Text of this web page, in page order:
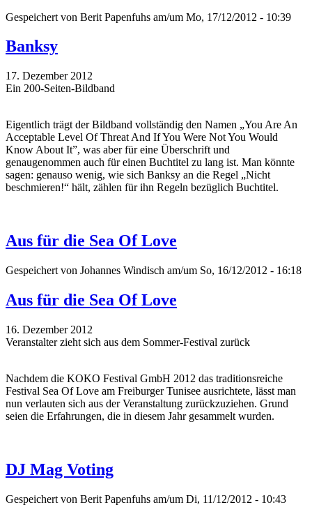
Gespeichert von Berit Papenfuhs am/um Mo, 17/12/2012 - 10:39
Banksy
17. Dezember 2012
Ein 200-Seiten-Bildband
Eigentlich trägt der Bildband vollständig den Namen „You Are An
Acceptable Level Of Threat And If You Were Not You Would
Know About It”, was aber für eine Überschrift und
genaugenommen auch für einen Buchtitel zu lang ist. Man könnte
sagen: genauso wenig, wie sich Banksy an die Regel „Nicht
beschmieren!“ hält, zählen für ihn Regeln bezüglich Buchtitel.
Aus für die Sea Of Love
Gespeichert von Johannes Windisch am/um So, 16/12/2012 - 16:18
Aus für die Sea Of Love
16. Dezember 2012
Veranstalter zieht sich aus dem Sommer-Festival zurück
Nachdem die KOKO Festival GmbH 2012 das traditionsreiche
Festival Sea Of Love am Freiburger Tunisee ausrichtete, lässt man
nun verlauten sich aus der Veranstaltung zurückzuziehen. Grund
seien die Erfahrungen, die in diesem Jahr gesammelt wurden.
DJ Mag Voting
Gespeichert von Berit Papenfuhs am/um Di, 11/12/2012 - 10:43